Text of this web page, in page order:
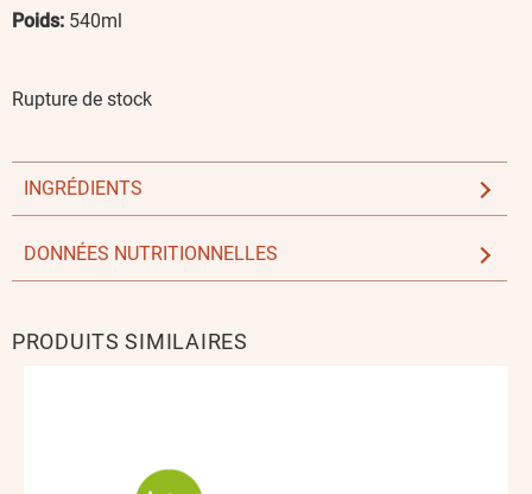
Poids: 540ml
Rupture de stock
INGRÉDIENTS
DONNÉES NUTRITIONNELLES
PRODUITS SIMILAIRES